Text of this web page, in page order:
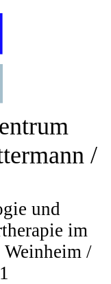
/
und
im
/